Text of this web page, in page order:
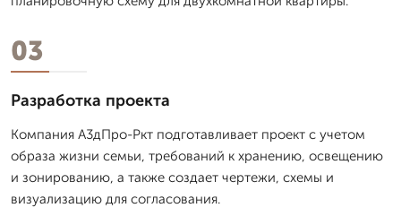
03
Разработка проекта
Компания А3дПро-Ркт подготавливает проект с учетом
образа жизни семьи, требований к хранению, освещению
и зонированию, а также создает чертежи, схемы и
визуализацию для согласования.